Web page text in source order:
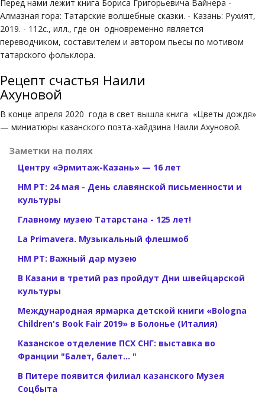
Перед нами лежит книга Бориса Григорьевича Вайнера -
Алмазная гора: Татарские волшебные сказки. - Казань: Рухият,
2019. - 112с., илл., где он одновременно является
переводчиком, составителем и автором пьесы по мотивом
татарского фольклора.
Рецепт счастья Наили
Ахуновой
В конце апреля 2020 года в свет вышла книга «Цветы дождя»
— миниатюры казанского поэта-хайдзина Наили Ахуновой.
Заметки на полях
Центру «Эрмитаж-Казань» — 16 лет
НМ РТ: 24 мая - День славянской письменности и
культуры
Главному музею Татарстана - 125 лет!
La Primavera. Музыкальный флешмоб
НМ РТ: Важный дар музею
В Казани в третий раз пройдут Дни швейцарской
культуры
Международная ярмарка детской книги «Bologna
Children's Book Fair 2019» в Болонье (Италия)
Казанское отделение ПСХ СНГ: выставка во
Франции "Балет, балет... "
В Питере появится филиал казанского Музея
Соцбыта